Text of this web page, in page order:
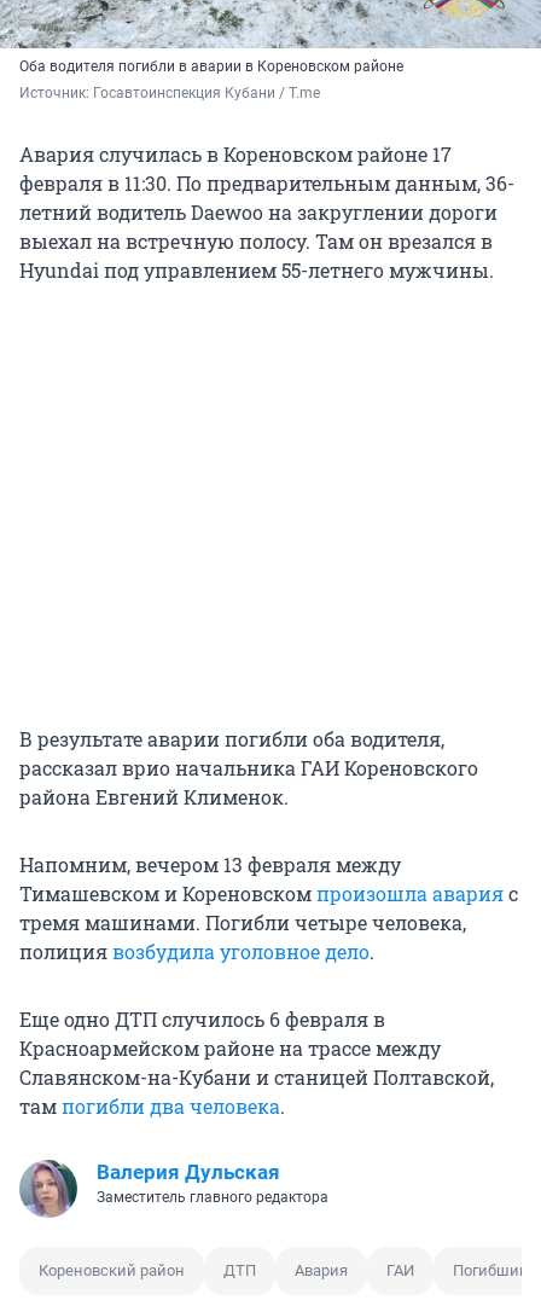
Оба водителя погибли в аварии в Кореновском районе
Источник: Госавтоинспекция Кубани / T.me
Авария случилась в Кореновском районе 17
февраля в 11:30. По предварительным данным, 36-
летний водитель Daewoo на закруглении дороги
выехал на встречную полосу. Там он врезался в
Hyundai под управлением 55-летнего мужчины.
В результате аварии погибли оба водителя,
рассказал врио начальника ГАИ Кореновского
района Евгений Клименок.
Напомним, вечером 13 февраля между
Тимашевском и Кореновскомпроизошла аварияс
тремя машинами. Погибли четыре человека,
полициявозбудила уголовное дело.
Еще одно ДТП случилось 6 февраля в
Красноармейском районе на трассе между
Славянском-на-Кубани и станицей Полтавской,
тампогибли два человека.
Валерия Дульская
Заместитель главного редактора
Кореновский район ДТП Авария ГАИ Погибший